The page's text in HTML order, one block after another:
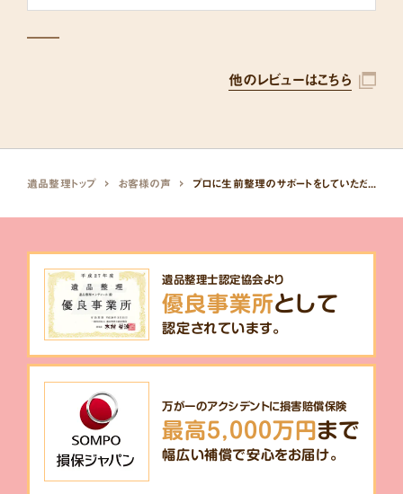
他のレビューはこちら
遺品整理トップ お客様の声
遺品整理士認定協会より
優良事業所として
認定されています。
万が一のアクシデントに損害賠償保険
最高5,000万円まで
幅広い補償で安心をお届け。